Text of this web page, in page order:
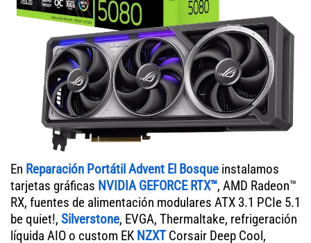
En Reparación Portátil Advent El Bosque instalamos
tarjetas gráficas NVIDIA GEFORCE RTX™, AMD Radeon™
RX, fuentes de alimentación modulares ATX 3.1 PCIe 5.1
be quiet!, Silverstone, EVGA, Thermaltake, refrigeración
líquida AIO o custom EK NZXTCorsair Deep Cool,